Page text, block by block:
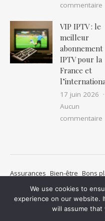
commentaire
VIP IPTV : le
meilleur
abonnement
IPTV pour la
France et
17 juin 2026
Aucun
commentaire
Assurances Bien-être Bons
Métiers
Mode Non classé
Transports de personnes
We use cookies to
experience on our website.
will assume